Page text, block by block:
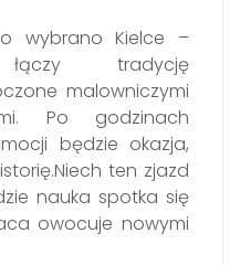
wybrano Kielce –
tradycję
malowniczymi
Po godzinach
będzie okazja,
ten zjazd
nauka spotka się
owocuje nowymi